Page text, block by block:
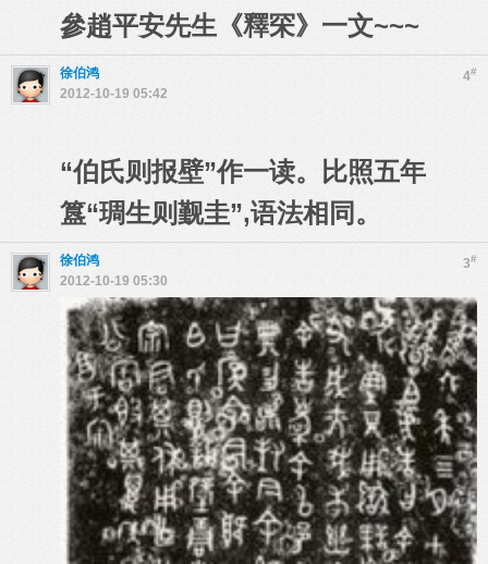
參趙平安先生《釋罙》一文~~~
4#
徐伯鸿
2012-10-19 05:42
“伯氏则报壁”作一读。比照五年
簋“琱生则觐圭”,语法相同。
3#
徐伯鸿
2012-10-19 05:30